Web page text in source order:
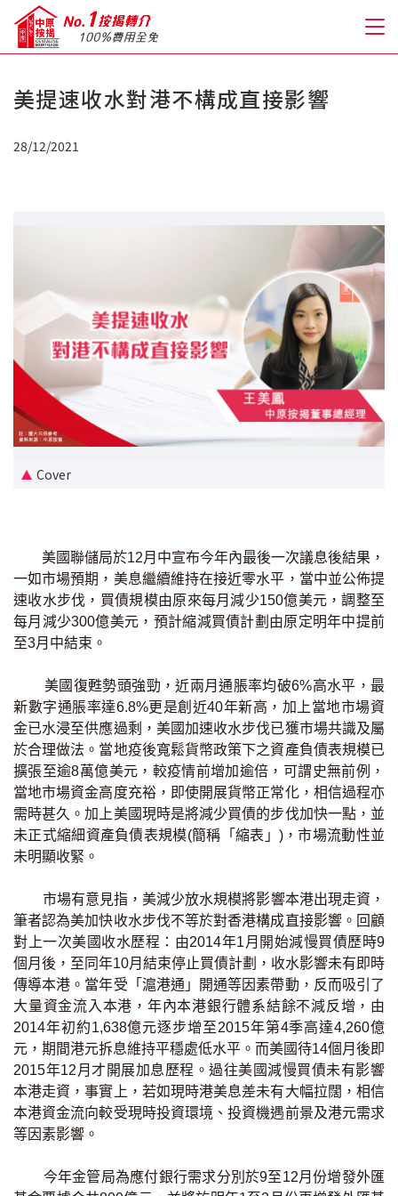
關於我們
免費開戶轉介服務
私人貸款
優惠禮遇
新盤優越按揭優惠
中原按揭標籤優惠
按揭工具
按揭計算
轉按計算
置業預算
供款年期計算
工商舖按揭計算
印花稅計算
免費物業估價
下載中心
按揭全面睇
新聞/研究
公司動態
按市新聞
統計數據庫
按揭快趣智識
美提速收水對港不構成直接影響
28/12/2021
Cover
美國聯儲局於12月中宣布今年內最後一次議息後結果，
一如市場預期，美息繼續維持在接近零水平，當中並公佈提
速收水步伐，買債規模由原來每月減少150億美元，調整至
每月減少300億美元，預計縮減買債計劃由原定明年中提前
至3月中結束。
美國復甦勢頭強勁，近兩月通脹率均破6%高水平，最
新數字通脹率達6.8%更是創近40年新高，加上當地市場資
金已水浸至供應過剩，美國加速收水步伐已獲市場共識及屬
於合理做法。當地疫後寬鬆貨幣政策下之資產負債表規模已
擴張至逾8萬億美元，較疫情前增加逾倍，可謂史無前例，
當地市場資金高度充裕，即使開展貨幣正常化，相信過程亦
需時甚久。加上美國現時是將減少買債的步伐加快一點，並
未正式縮細資產負債表規模(簡稱「縮表」)，市場流動性並
未明顯收緊。
市場有意見指，美減少放水規模將影響本港出現走資，
筆者認為美加快收水步伐不等於對香港構成直接影響。回顧
對上一次美國收水歷程：由2014年1月開始減慢買債歷時9
個月後，至同年10月結束停止買債計劃，收水影響未有即時
傳導本港。當年受「滬港通」開通等因素帶動，反而吸引了
大量資金流入本港，年內本港銀行體系結餘不減反增，由
2014年初約1,638億元逐步增至2015年第4季高達4,260億
元，期間港元拆息維持平穩處低水平。而美國待14個月後即
2015年12月才開展加息歷程。過往美國減慢買債未有影響
本港走資，事實上，若如現時港美息差未有大幅拉闊，相信
本港資金流向較受現時投資環境、投資機遇前景及港元需求
等因素影響。
今年金管局為應付銀行需求分別於9至12月份增發外匯